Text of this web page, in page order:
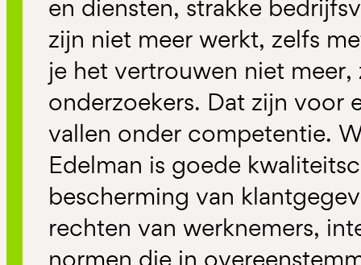
en diensten, strakke
zijn niet meer werkt, zelfs
je het vertrouwen niet meer,
onderzoekers. Dat zijn voor
vallen onder competentie.
Edelman is goede
bescherming van
rechten van werknemers,
normen die in